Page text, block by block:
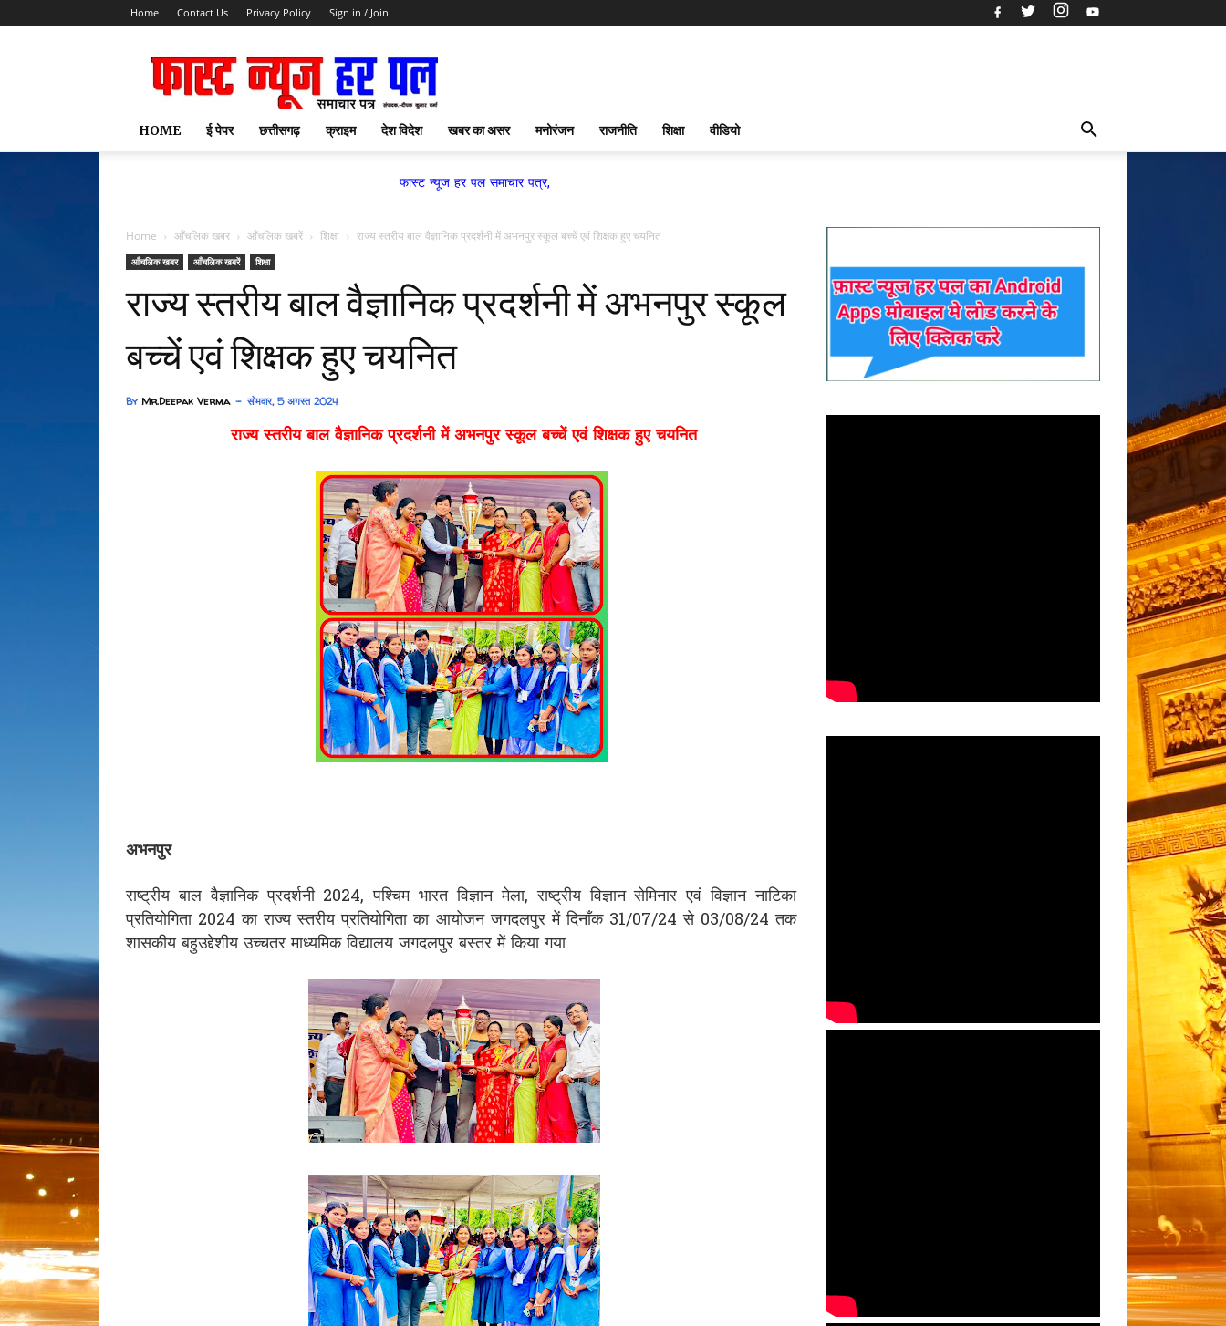
Home Contact Us Privacy Policy Sign in / Join
HOME ई पेपर छत्तीसगढ़ क्राइम देश विदेश खबर का असर मनोरंजन राजनीति शिक्षा वीडियो
फास्ट न्यूज हर पल समाचार पत्र,
Home आँचलिक खबर आँचलिक खबरें शिक्षा राज्य स्तरीय बाल वैज्ञानिक प्रदर्शनी में अभनपुर स्कूल बच्चें एवं शिक्षक हुए चयनित
आँचलिक खबर आँचलिक खबरें शिक्षा
राज्य स्तरीय बाल वैज्ञानिक प्रदर्शनी में अभनपुर स्कूल
बच्चें एवं शिक्षक हुए चयनित
By Mr.Deepak Verma सोमवार, 5 अगस्त 2024
राज्य स्तरीय बाल वैज्ञानिक प्रदर्शनी में अभनपुर स्कूल बच्चें एवं शिक्षक हुए चयनित
अभनपुर
राष्ट्रीय बाल वैज्ञानिक प्रदर्शनी 2024, पश्चिम भारत विज्ञान मेला, राष्ट्रीय विज्ञान सेमिनार एवं विज्ञान नाटिका
प्रतियोगिता 2024 का राज्य स्तरीय प्रतियोगिता का आयोजन जगदलपुर में दिनाँक 31/07/24 से 03/08/24 तक
शासकीय बहुउद्देशीय उच्चतर माध्यमिक विद्यालय जगदलपुर बस्तर में किया गया